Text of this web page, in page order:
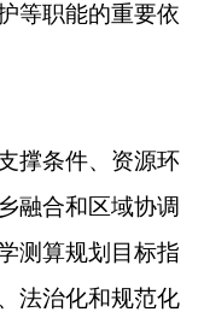
等职能的重要依
条件、资源环
融合和区域协调
测算规划目标指
法治化和规范化